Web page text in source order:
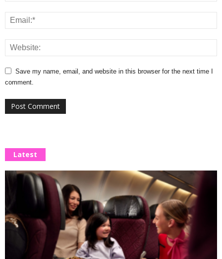
Save my name, email, and website in this browser for the next time I
comment.
Latest